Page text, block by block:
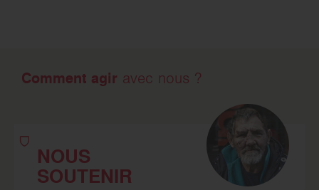
Comment agir avec nous ?
NOUS
SOUTENIR